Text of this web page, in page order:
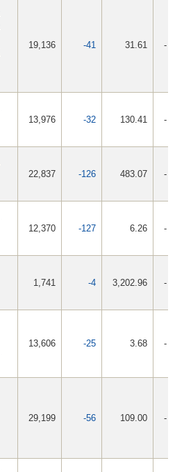
19,136 -41 31.61 -
13,976 -32 130.41 -
22,837 -126 483.07 -
12,370 -127 6.26 -
1,741 -4 3,202.96 -
13,606 -25 3.68 -
29,199 -56 109.00 -